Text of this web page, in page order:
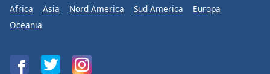
Africa Asia Nord America Sud America
Europa
Oceania